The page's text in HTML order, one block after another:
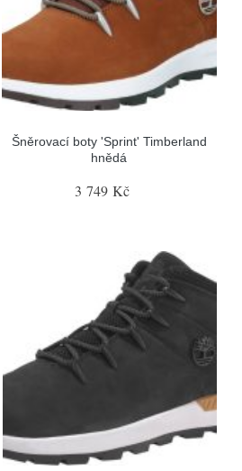
Šněrovací boty 'Sprint' Timberland
hnědá
3 749 Kč